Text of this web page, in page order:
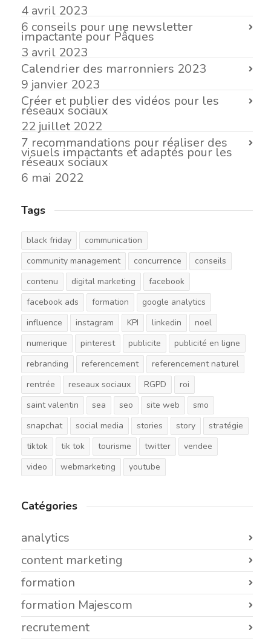
4 avril 2023
6 conseils pour une newsletter
impactante pour Pâques
3 avril 2023
Calendrier des marronniers 2023
9 janvier 2023
Créer et publier des vidéos pour les
réseaux sociaux
22 juillet 2022
7 recommandations pour réaliser des
visuels impactants et adaptés pour les
réseaux sociaux
6 mai 2022
Tags
black friday
communication
community management
concurrence
conseils
contenu
digital marketing
facebook
facebook ads
formation
google analytics
influence
instagram KPI linkedin
noel
numerique
pinterest publicite
publicité en ligne
rebranding
referencement
referencement naturel
rentrée
reseaux sociaux RGPD
roi
saint valentin
sea seo site web
smo
snapchat
social media stories story
stratégie
tiktok
tik tok tourisme twitter
vendee
video
webmarketing youtube
Catégories
analytics
content marketing
formation
formation Majescom
recrutement